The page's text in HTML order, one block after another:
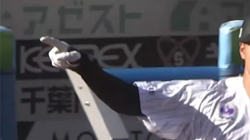
日程・結果
順位表･成績